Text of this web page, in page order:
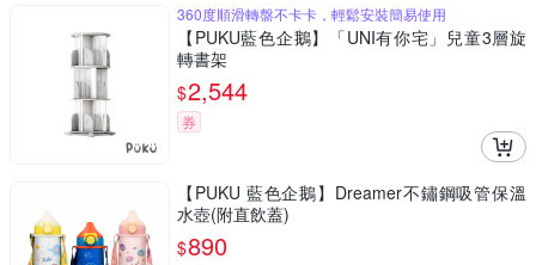
360度順滑轉盤不卡卡，輕鬆安裝簡易使用
【PUKU藍色企鵝】「UNI有你宅」兒童3層旋
轉書架
$2,544
券
【PUKU 藍色企鵝】Dreamer不鏽鋼吸管保溫
水壺(附直飲蓋)
$890